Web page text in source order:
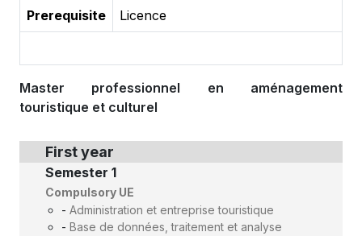
Prerequisite Licence
Master professionnel en aménagement
touristique et culturel
First year
Semester 1
Compulsory UE
- Administration et entreprise touristique
- Base de données, traitement et analyse